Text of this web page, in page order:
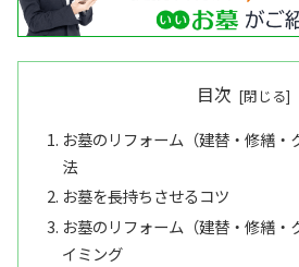
目次
お墓のリフォーム（建替・修繕・
法
お墓を長持ちさせるコツ
お墓のリフォーム（建替・修繕・
イミング